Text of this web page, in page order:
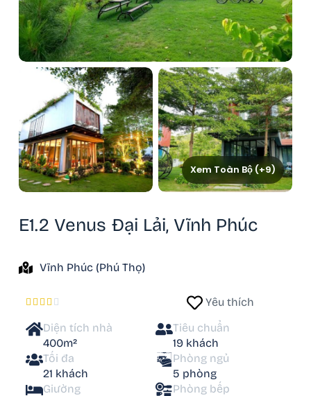
Xem Toàn Bộ (+9)
E1.2 Venus Đại Lải, Vĩnh Phúc
Vĩnh Phúc (Phú Thọ)
    
Yêu thích
Diện tích nhà
400m²
Tiêu chuẩn
19 khách
Tối đa
21 khách
Phòng ngủ
5 phòng
Giường
Phòng bếp